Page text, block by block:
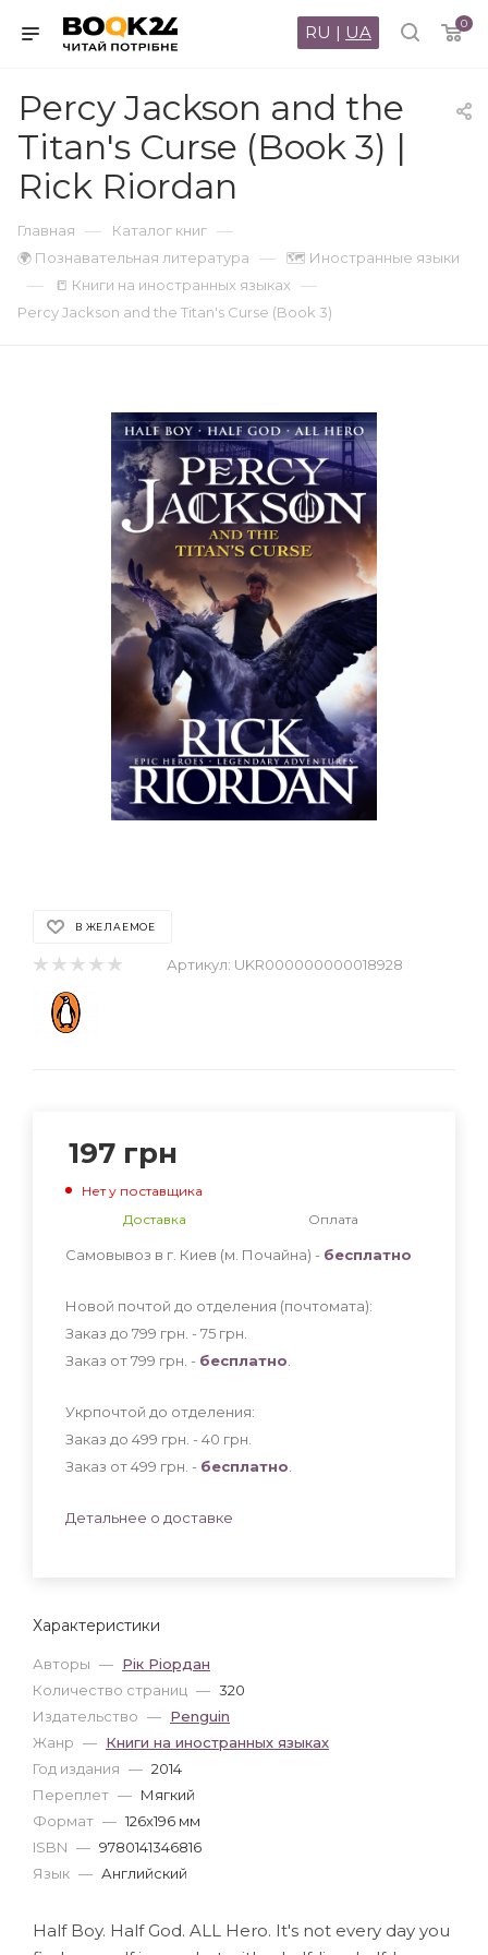
0
RU | UA
Percy Jackson and the
Titan's Curse (Book 3) |
Rick Riordan
Главная — Каталог книг —
🌍 Познавательная литература — 🗺 Иностранные языки
— 📒 Книги на иностранных языках —
Percy Jackson and the Titan's Curse (Book 3)
В ЖЕЛАЕМОЕ
Артикул: UKR000000000018928
Характеристики
Авторы — Рік Ріордан
Количество страниц — 320
Издательство — Penguin
Жанр — Книги на иностранных языках
Год издания — 2014
Переплет — Мягкий
Формат — 126x196 мм
ISBN — 9780141346816
Язык — Английский
197 грн
Нет у поставщика
Доставка
Оплата
Самовывоз в г. Киев (м. Почайна) - бесплатно
Новой почтой до отделения (почтомата):
Заказ до 799 грн. - 75 грн
Заказ от 799 грн. - бесплатно
Укрпочтой до отделения:
Заказ до 499 грн. - 40 грн
Заказ от 499 грн. - бесплатно
Детальнее о доставке
Half Boy. Half God. ALL Hero. It's not every day you